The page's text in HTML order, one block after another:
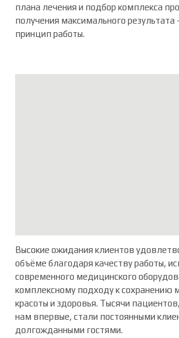
плана лечения и подбор комплекса
получения максимального результата
принцип работы.
Высокие ожидания клиентов
объёме благодаря качеству работы,
современного медицинского
комплексному подходу к сохранению
красоты и здоровья. Тысячи
нам впервые, стали постоянными
долгожданными гостями.